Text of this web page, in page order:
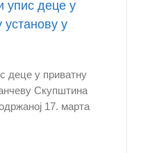
упис деце у
у
деце у приватну
Скупштина
17. марта